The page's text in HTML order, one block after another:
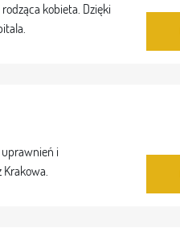
kobieta. Dzięki
i